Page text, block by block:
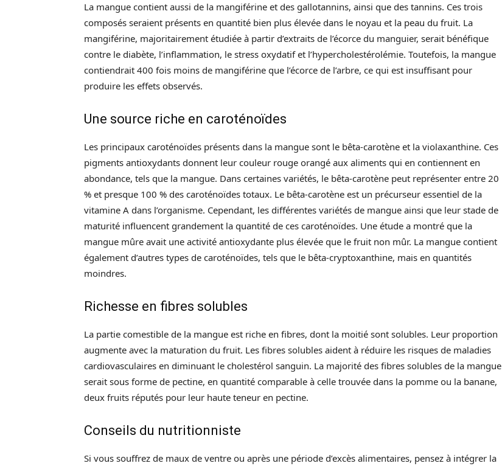
La mangue contient aussi de la mangiférine et des gallotannins, ainsi que des tannins. Ces trois
composés seraient présents en quantité bien plus élevée dans le noyau et la peau du fruit. La
mangiférine, majoritairement étudiée à partir d’extraits de l’écorce du manguier, serait bénéfique
contre le diabète, l’inflammation, le stress oxydatif et l’hypercholestérolémie. Toutefois, la mangue
contiendrait 400 fois moins de mangiférine que l’écorce de l’arbre, ce qui est insuffisant pour
produire les effets observés.
Une source riche en caroténoïdes
Les principaux caroténoïdes présents dans la mangue sont le bêta-carotène et la violaxanthine. Ces
pigments antioxydants donnent leur couleur rouge orangé aux aliments qui en contiennent en
abondance, tels que la mangue. Dans certaines variétés, le bêta-carotène peut représenter entre 20
% et presque 100 % des caroténoïdes totaux. Le bêta-carotène est un précurseur essentiel de la
vitamine A dans l’organisme. Cependant, les différentes variétés de mangue ainsi que leur stade de
maturité influencent grandement la quantité de ces caroténoïdes. Une étude a montré que la
mangue mûre avait une activité antioxydante plus élevée que le fruit non mûr. La mangue contient
également d’autres types de caroténoïdes, tels que le bêta-cryptoxanthine, mais en quantités
moindres.
Richesse en fibres solubles
La partie comestible de la mangue est riche en fibres, dont la moitié sont solubles. Leur proportion
augmente avec la maturation du fruit. Les fibres solubles aident à réduire les risques de maladies
cardiovasculaires en diminuant le cholestérol sanguin. La majorité des fibres solubles de la mangue
serait sous forme de pectine, en quantité comparable à celle trouvée dans la pomme ou la banane,
deux fruits réputés pour leur haute teneur en pectine.
Conseils du nutritionniste
Si vous souffrez de maux de ventre ou après une période d’excès alimentaires, pensez à intégrer la